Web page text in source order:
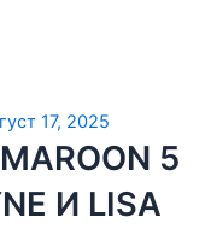
17, 2025
5
И LISA